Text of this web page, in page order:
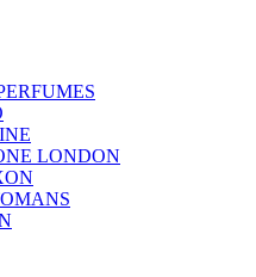
LONDON